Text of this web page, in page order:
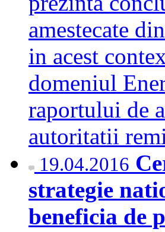
amestecate
in acest
domeniul
raportului de
autoritatii
19.04.2016
strategie
beneficia de